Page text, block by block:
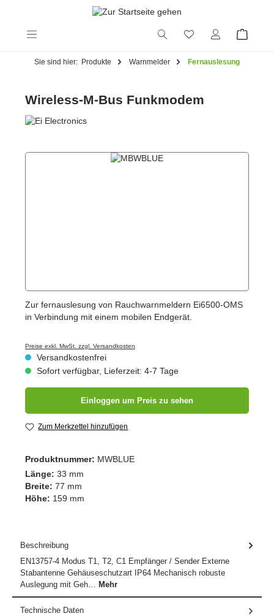
Sie sind hier: Produkte Warnmelder Fernauslesung
Wireless-M-Bus Funkmodem
Bildergalerie überspringen
Zur fernauslesung von Rauchwarnmeldern Ei6500-OMS
in Verbindung mit einem mobilen Endgerät.
Preise exkl. MwSt. zzgl. Versandkosten
Versandkostenfrei
Sofort verfügbar, Lieferzeit: 4-7 Tage
Einloggen um Preis zu sehen
Zum Merkzettel hinzufügen
Produktnummer: MWBLUE
Länge: 33 mm
Breite: 77 mm
Höhe: 159 mm
Beschreibung
EN13757-4 Modus T1, T2, C1 Empfänger / Sender Externe
Stabantenne Gehäuseschutzart IP64 Mechanisch robuste
Auslegung mit Geh… Mehr
Technische Daten